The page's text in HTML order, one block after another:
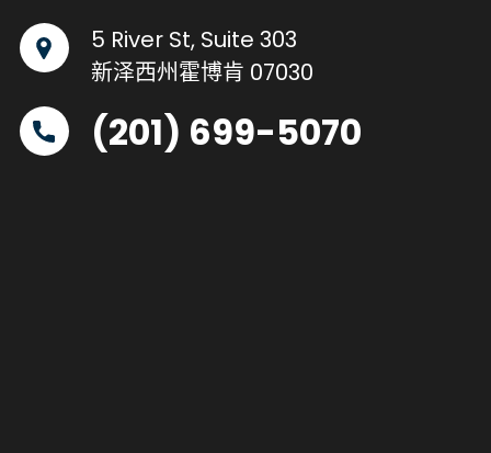
5 River St, Suite 303
新泽西州霍博肯 07030
(201) 699-5070